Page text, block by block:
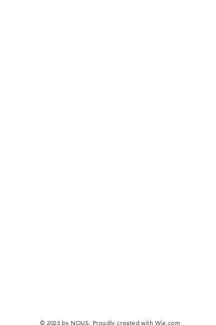
© 2023 by NOUS. Proudly created withWix.com